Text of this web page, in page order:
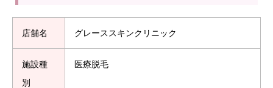
店舗名 グレーススキンクリニック
施設種
別
医療脱毛